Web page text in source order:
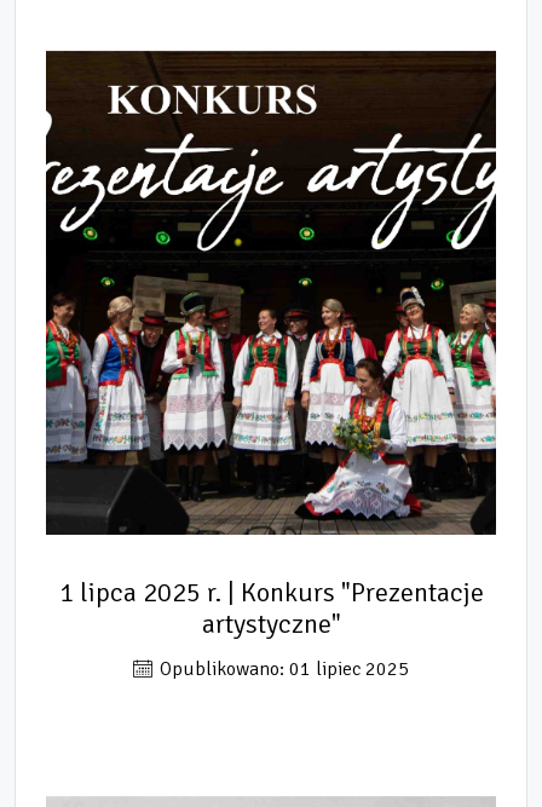
1 lipca 2025 r. | Konkurs "Prezentacje
artystyczne"
Opublikowano: 01 lipiec 2025